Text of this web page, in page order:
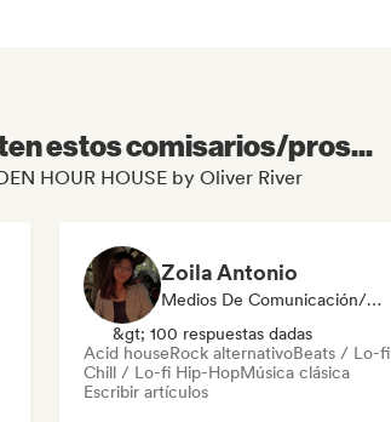
estos comisarios/pros...
HOUR HOUSE by Oliver River
Zoila Antonio
Medios De Comunicación/Periodista
&gt; 100 respuestas dadas
Acid houseRock alternativoBeats / Lo-fi
Chill / Lo-fi Hip-HopMúsica clásica
Escribir artículos